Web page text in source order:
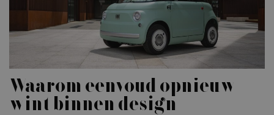
Waarom eenvoud opnieuw
wint binnen design